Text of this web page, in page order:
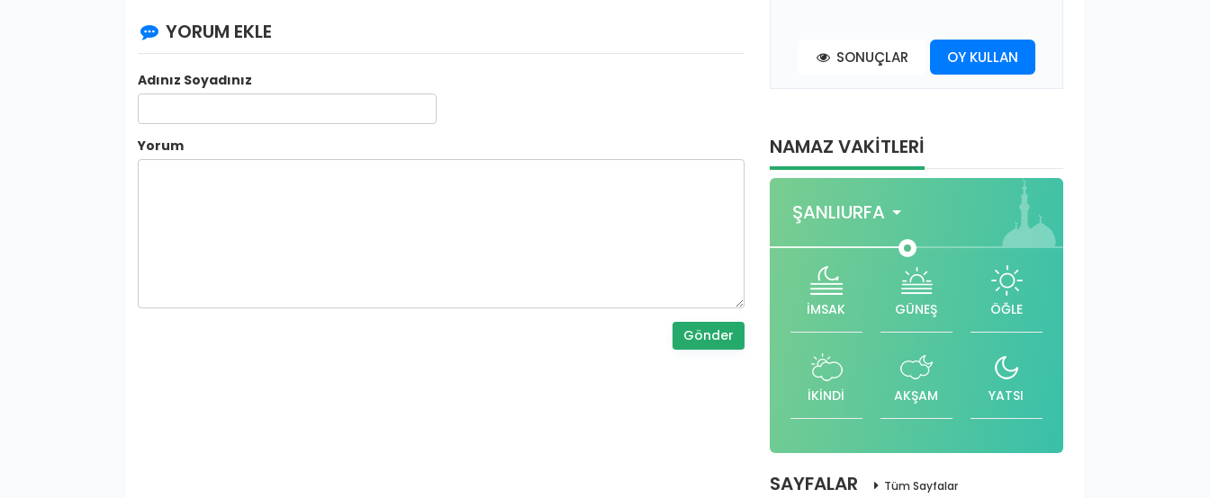
YORUM EKLE
Adınız Soyadınız
Yorum
Gönder
SONUÇLAR OY KULLAN
NAMAZ VAKİTLERİ
ŞANLIURFA
İMSAK GÜNEŞ ÖĞLE
İKİNDİ AKŞAM YATSI
SAYFALAR Tüm Sayfalar